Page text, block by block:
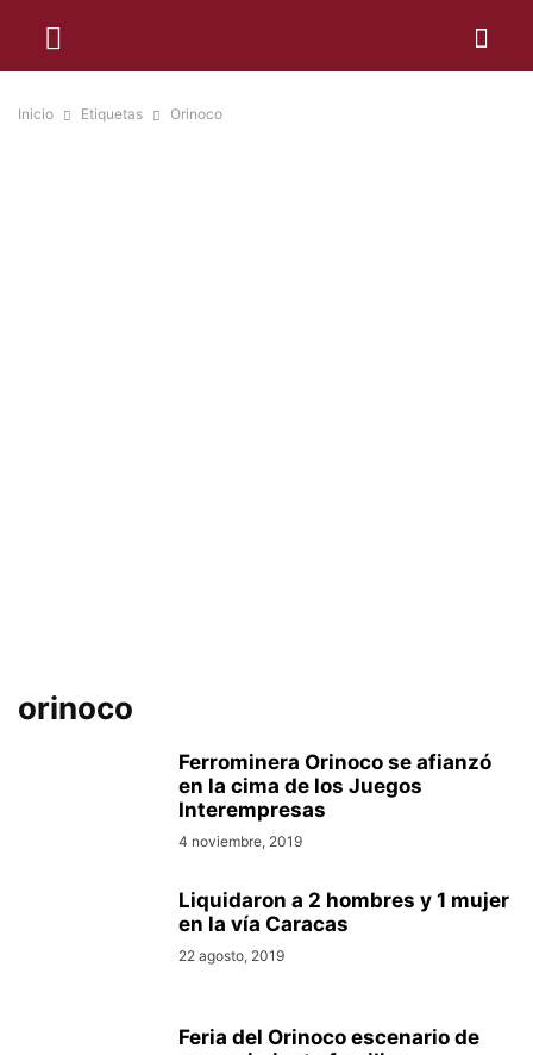
Inicio Etiquetas Orinoco
orinoco
Ferrominera Orinoco se afianzó
en la cima de los Juegos
Interempresas
4 noviembre, 2019
Liquidaron a 2 hombres y 1 mujer
en la vía Caracas
22 agosto, 2019
Feria del Orinoco escenario de